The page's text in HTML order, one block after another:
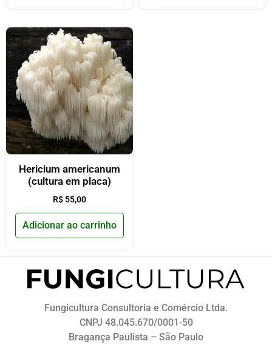
Hericium americanum
(cultura em placa)
R$ 55,00
Adicionar ao carrinho
Fungicultura Consultoria e Comércio Ltda.
CNPJ 48.045.670/0001-50
Bragança Paulista – São Paulo